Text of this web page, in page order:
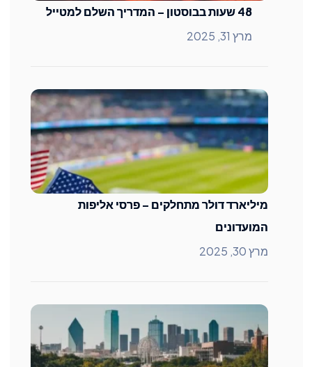
48 שעות בבוסטון – המדריך השלם למטייל
מרץ 31, 2025
מיליארד דולר מתחלקים – פרסי אליפות
המועדונים
מרץ 30, 2025